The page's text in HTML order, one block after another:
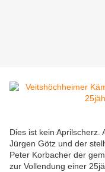
Dies ist kein Aprilscherz.
Jürgen Götz und der
Peter Korbacher der
zur Vollendung einer